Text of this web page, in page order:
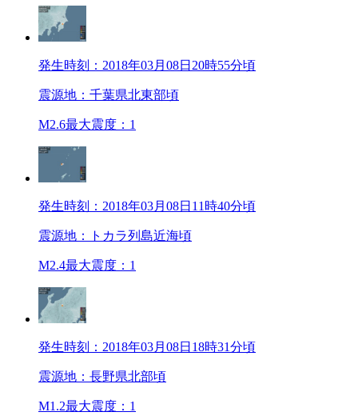
発生時刻：2018年03月08日20時55分頃
震源地：千葉県北東部頃
M2.6最大震度：1
発生時刻：2018年03月08日11時40分頃
震源地：トカラ列島近海頃
M2.4最大震度：1
発生時刻：2018年03月08日18時31分頃
震源地：長野県北部頃
M1.2最大震度：1